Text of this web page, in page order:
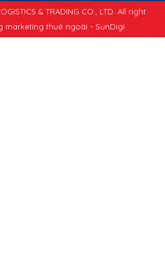
& TRADING CO., LTD. All right
marketing thuê ngoài - SunDigi